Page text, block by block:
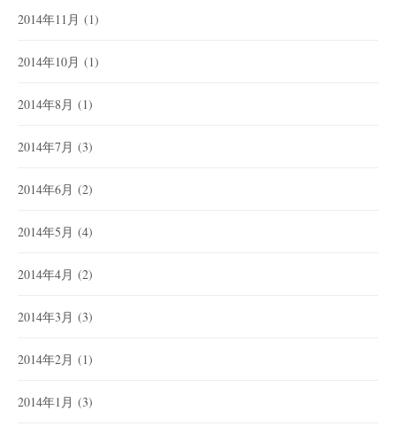
2014年11月 (1)
2014年10月 (1)
2014年8月 (1)
2014年7月 (3)
2014年6月 (2)
2014年5月 (4)
2014年4月 (2)
2014年3月 (3)
2014年2月 (1)
2014年1月 (3)